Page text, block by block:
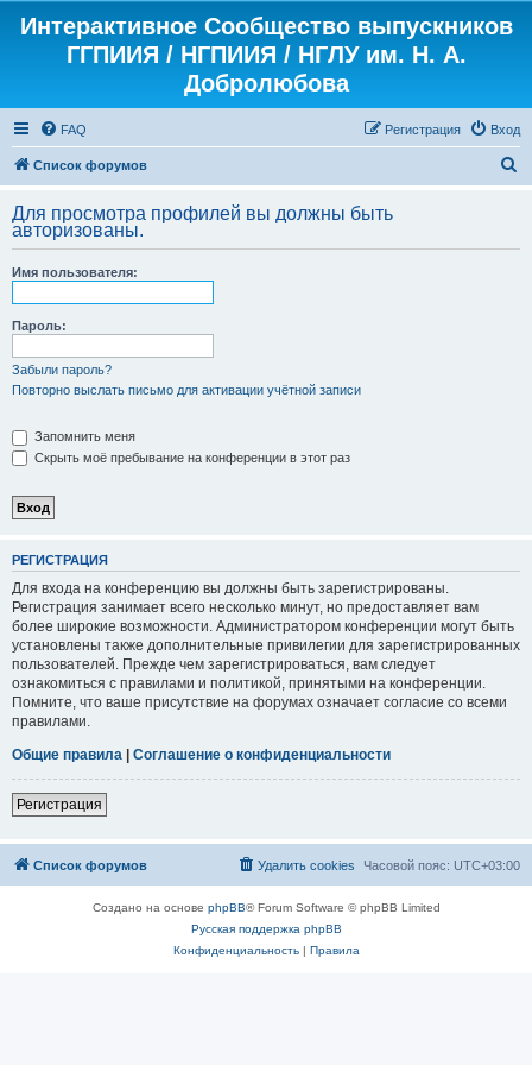
Интерактивное Сообщество выпускников
ГГПИИЯ / НГПИИЯ / НГЛУ им. Н. А.
Добролюбова
FAQ Вход
Регистрация
Список форумов
с
Для просмотра профилей вы должны быть
авторизованы.
Имя пользователя:
Пароль:
Забыли пароль?
Повторно выслать письмо для активации учётной записи
Запомнить меня
Скрыть моё пребывание на конференции в этот раз
РЕГИСТРАЦИЯ
Для входа на конференцию вы должны быть зарегистрированы.
Регистрация занимает всего несколько минут, но предоставляет вам
более широкие возможности. Администратором конференции могут быть
установлены также дополнительные привилегии для зарегистрированных
пользователей. Прежде чем зарегистрироваться, вам следует
ознакомиться с правилами и политикой, принятыми на конференции.
Помните, что ваше присутствие на форумах означает согласие со всеми
правилами.
Общие правила | Соглашение о конфиденциальности
Регистрация
Список форумов Часовой пояс: UTC+03:00
Удалить cookies
Создано на основе phpBB® Forum Software © phpBB Limited
Русская поддержка phpBB
Конфиденциальность| Правила